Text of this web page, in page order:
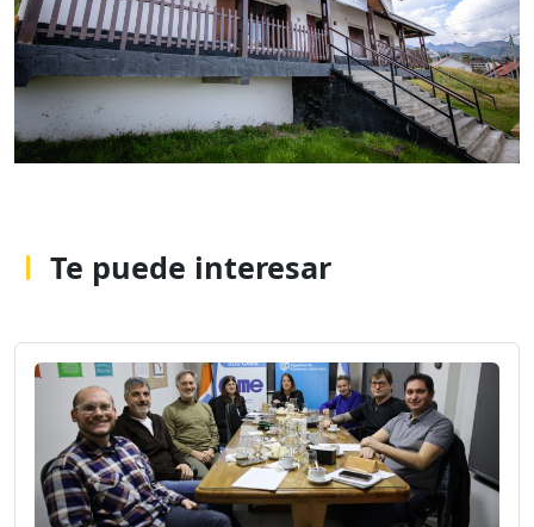
Te puede interesar